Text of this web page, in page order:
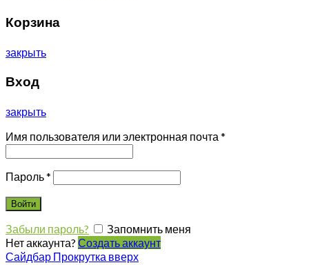
Корзина
закрыть
Вход
закрыть
Имя пользователя или электронная почта *
Пароль*
Войти
Забыли пароль?
Запомнить меня
Нет аккаунта? Создать аккаунт
Сайдбар Прокрутка вверх